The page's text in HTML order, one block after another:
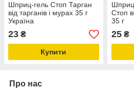
Шприц-гель Стоп Тарган
від тарганів і мурах 35 г
Україна
23 ₴
Купити
Стоп
35 г
25₴
Про нас